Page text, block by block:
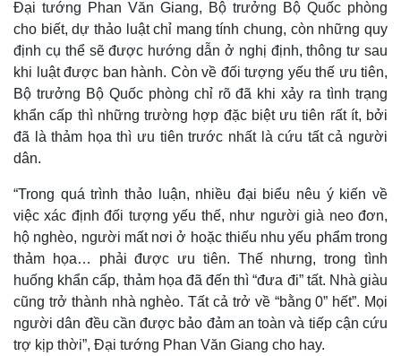
Đại tướng Phan Văn Giang, Bộ trưởng Bộ Quốc phòng
cho biết, dự thảo luật chỉ mang tính chung, còn những quy
định cụ thể sẽ được hướng dẫn ở nghị định, thông tư sau
khi luật được ban hành. Còn về đối tượng yếu thế ưu tiên,
Bộ trưởng Bộ Quốc phòng chỉ rõ đã khi xảy ra tình trạng
khẩn cấp thì những trường hợp đặc biệt ưu tiên rất ít, bởi
đã là thảm họa thì ưu tiên trước nhất là cứu tất cả người
dân.
“Trong quá trình thảo luận, nhiều đại biểu nêu ý kiến về
việc xác định đối tượng yếu thế, như người già neo đơn,
hộ nghèo, người mất nơi ở hoặc thiếu nhu yếu phẩm trong
thảm họa… phải được ưu tiên. Thế nhưng, trong tình
huống khẩn cấp, thảm họa đã đến thì “đưa đi” tất. Nhà giàu
cũng trở thành nhà nghèo. Tất cả trở về “bằng 0” hết”. Mọi
người dân đều cần được bảo đảm an toàn và tiếp cận cứu
trợ kịp thời”, Đại tướng Phan Văn Giang cho hay.